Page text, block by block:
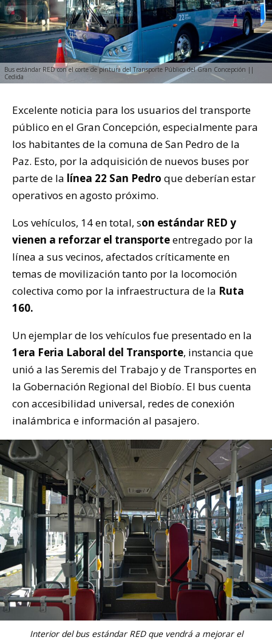
Bus estándar RED con el corte de pintura del Transporte Público del Gran Concepción ||
Cedida
Excelente noticia para los usuarios del transporte
público en el Gran Concepción, especialmente para
los habitantes de la comuna de San Pedro de la
Paz. Esto, por la adquisición de nuevos buses por
parte de la línea 22 San Pedro que deberían estar
operativos en agosto próximo.
Los vehículos, 14 en total, son estándar RED y
vienen a reforzar el transporteentregado por la
línea a sus vecinos, afectados críticamente en
temas de movilización tanto por la locomoción
colectiva como por la infraestructura de la Ruta
160.
Un ejemplar de los vehículos fue presentado en la
1era Feria Laboral del Transporte, instancia que
unió a las Seremis del Trabajo y de Transportes en
la Gobernación Regional del Biobío. El bus cuenta
con accesibilidad universal, redes de conexión
inalámbrica e información al pasajero.
Interior del bus estándar RED que vendrá a mejorar el